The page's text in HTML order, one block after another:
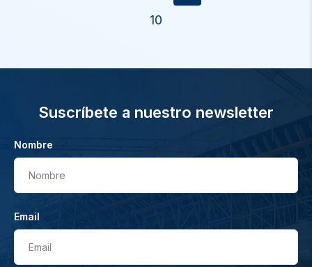
10
Suscríbete a nuestro newsletter
Nombre
Nombre
Email
Email